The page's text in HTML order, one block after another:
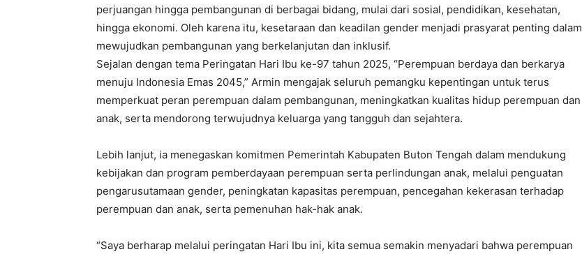
perjuangan hingga pembangunan di berbagai bidang, mulai dari sosial, pendidikan, kesehatan,
hingga ekonomi. Oleh karena itu, kesetaraan dan keadilan gender menjadi prasyarat penting dalam
mewujudkan pembangunan yang berkelanjutan dan inklusif.
Sejalan dengan tema Peringatan Hari Ibu ke-97 tahun 2025, “Perempuan berdaya dan berkarya
menuju Indonesia Emas 2045,” Armin mengajak seluruh pemangku kepentingan untuk terus
memperkuat peran perempuan dalam pembangunan, meningkatkan kualitas hidup perempuan dan
anak, serta mendorong terwujudnya keluarga yang tangguh dan sejahtera.
Lebih lanjut, ia menegaskan komitmen Pemerintah Kabupaten Buton Tengah dalam mendukung
kebijakan dan program pemberdayaan perempuan serta perlindungan anak, melalui penguatan
pengarusutamaan gender, peningkatan kapasitas perempuan, pencegahan kekerasan terhadap
perempuan dan anak, serta pemenuhan hak-hak anak.
“Saya berharap melalui peringatan Hari Ibu ini, kita semua semakin menyadari bahwa perempuan